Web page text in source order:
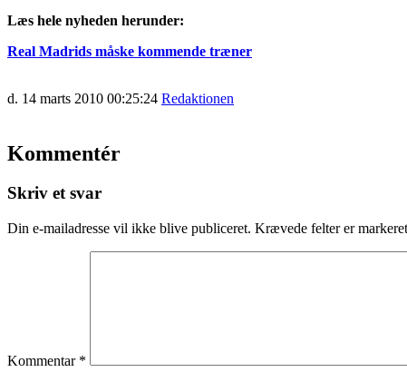
Læs hele nyheden herunder:
Real Madrids måske kommende træner
d. 14 marts 2010 00:25:24 Redaktionen
Kommentér
Skriv et svar
Din e-mailadresse vil ikke blive publiceret. Krævede felter er
Kommentar *